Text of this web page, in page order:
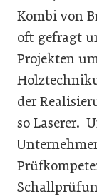
Kombi von
oft gefragt
Projekten
der
so Laserer.